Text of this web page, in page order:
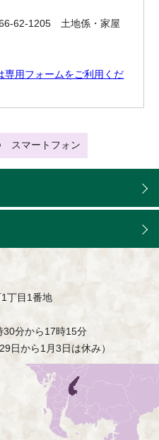
62-1205 土地係・家屋
専用フォームをご利用くだ
スマートフォン
丁目1番地
分から17時15分
日から1月3日は休み）